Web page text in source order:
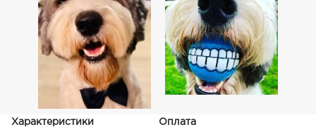
Характеристики
Оплата